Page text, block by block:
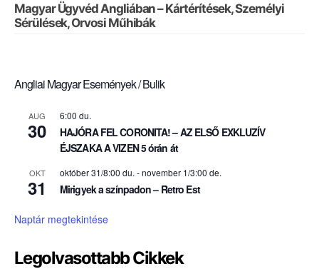
Magyar Ügyvéd Angliában – Kártérítések, Személyi
Sérülések, Orvosi Műhibák
Angliai Magyar Események / Bulik
AUG
30
6:00 du.
HAJÓRA FEL CORONITA! – AZ ELSŐ EXKLUZÍV
ÉJSZAKA A VIZEN 5 órán át
OKT
31
október 31/8:00 du. -november 1/3:00 de.
Mirigyek a színpadon – Retro Est
Naptár megtekintése
Legolvasottabb Cikkek